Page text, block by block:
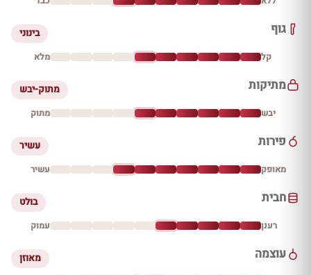
גוף בינוני
קל מלא
מתיקות מתוק-יבש
יבש מתוק
פירות עשיר
מאופק עשיר
חבית בולט
רענן עמוק
עוצמה מאוזן